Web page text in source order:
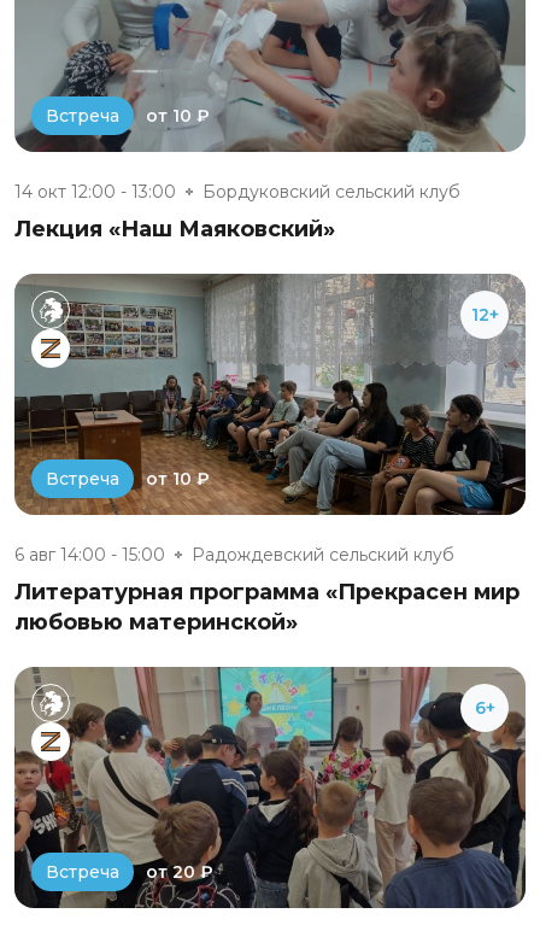
Встреча от 10 ₽
14 окт 12:00 - 13:00 Бордуковский сельский клуб
Лекция «Наш Маяковский»
12+
Встреча от 10 ₽
6 авг 14:00 - 15:00 Радождевский сельский клуб
Литературная программа «Прекрасен мир
любовью материнской»
6+
Встреча от 20 ₽